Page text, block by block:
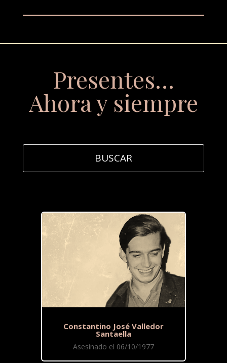
Presentes…
Ahora y siempre
Constantino José Valledor
Santaella
Asesinado el 06/10/1977